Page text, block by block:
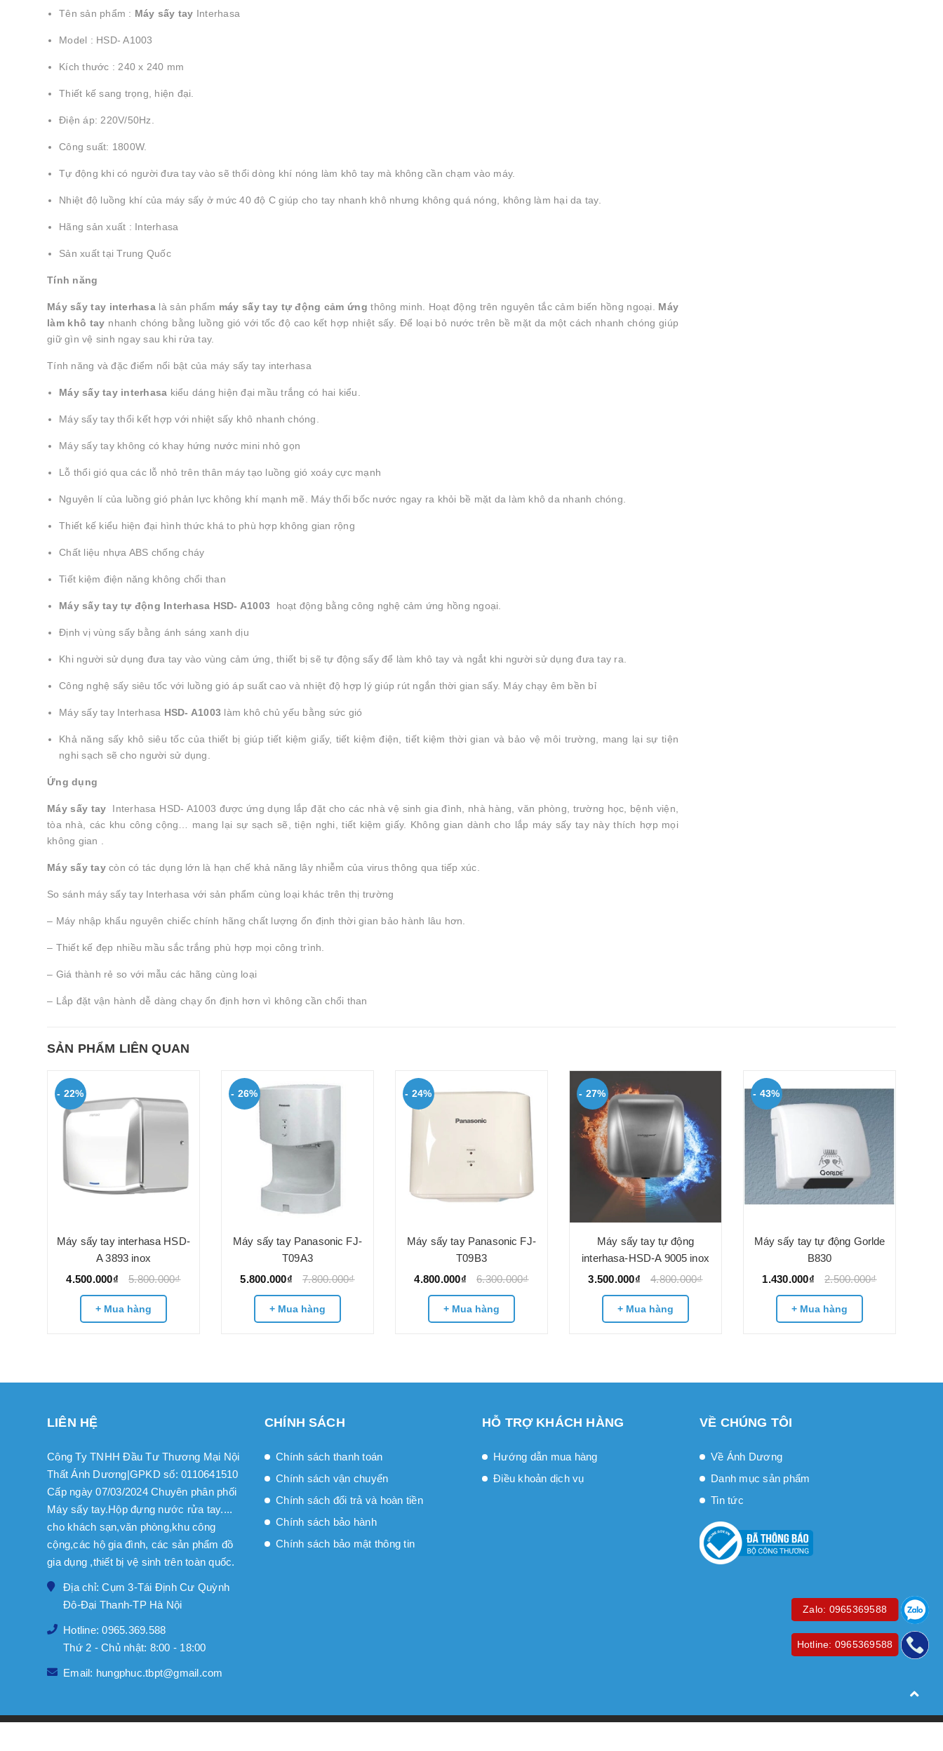
Tên sản phẩm : Máy sấy tay Interhasa
Model : HSD- A1003
Kích thước : 240 x 240 mm
Thiết kế sang trọng, hiện đại.
Điện áp: 220V/50Hz.
Công suất: 1800W.
Tự động khi có người đưa tay vào sẽ thổi dòng khí nóng làm khô tay mà không cần chạm vào máy.
Nhiệt độ luồng khí của máy sấy ở mức 40 độ C giúp cho tay nhanh khô nhưng không quá nóng, không làm hại da tay.
Hãng sản xuất : Interhasa
Sản xuất tại Trung Quốc
Tính năng
Máy sấy tay interhasalà sản phẩm máy sấy tay tự động cảm ứng thông minh. Hoạt động trên nguyên tắc cảm biến hồng ngoại. Máy
làm khô tay nhanh chóng bằng luồng gió với tốc độ cao kết hợp nhiệt sấy. Để loại bỏ nước trên bề mặt da một cách nhanh chóng giúp
giữ gìn vệ sinh ngay sau khi rửa tay.
Tính năng và đặc điểm nổi bật của máy sấy tay interhasa
Máy sấy tay interhasa kiểu dáng hiện đại mầu trắng có hai kiểu.
Máy sấy tay thổi kết hợp với nhiệt sấy khô nhanh chóng.
Máy sấy tay không có khay hứng nước mini nhỏ gọn
Lỗ thổi gió qua các lỗ nhỏ trên thân máy tạo luồng gió xoáy cực mạnh
Nguyên lí của luồng gió phản lực không khí mạnh mẽ. Máy thổi bốc nước ngay ra khỏi bề mặt da làm khô da nhanh chóng.
Thiết kế kiểu hiện đại hình thức khá to phù hợp không gian rộng
Chất liệu nhựa ABS chống cháy
Tiết kiệm điện năng không chổi than
Máy sấy tay tự động Interhasa HSD- A1003 hoạt động bằng công nghệ cảm ứng hồng ngoại.
Định vị vùng sấy bằng ánh sáng xanh dịu
Khi người sử dụng đưa tay vào vùng cảm ứng, thiết bị sẽ tự động sấy để làm khô tay và ngắt khi người sử dụng đưa tay ra.
Công nghệ sấy siêu tốc với luồng gió áp suất cao và nhiệt độ hợp lý giúp rút ngắn thời gian sấy. Máy chạy êm bền bỉ
Máy sấy tay Interhasa HSD- A1003 làm khô chủ yếu bằng sức gió
Khả năng sấy khô siêu tốc của thiết bị giúp tiết kiệm giấy, tiết kiệm điện, tiết kiệm thời gian và bảo vệ môi trường, mang lại sự tiện
nghi sạch sẽ cho người sử dụng.
Ứng dụng
Máy sấy tay
Interhasa HSD- A1003 được ứng dụng lắp đặt cho các nhà vệ sinh gia đình, nhà hàng, văn phòng, trường học, bệnh viện,
tòa nhà, các khu công cộng… mang lại sự sạch sẽ, tiện nghi, tiết kiệm giấy. Không gian dành cho lắp máy sấy tay này thích hợp mọi
không gian .
Máy sấy taycòn có tác dụng lớn là hạn chế khả năng lây nhiễm của virus thông qua tiếp xúc.
So sánh máy sấy tay Interhasa với sản phẩm cùng loại khác trên thị trường
– Máy nhập khẩu nguyên chiếc chính hãng chất lượng ổn định thời gian bảo hành lâu hơn.
– Thiết kế đẹp nhiều mầu sắc trắng phù hợp mọi công trình.
– Giá thành rẻ so với mẫu các hãng cùng loại
– Lắp đặt vận hành dễ dàng chạy ổn định hơn vì không cần chổi than
SẢN PHẨM LIÊN QUAN
- 22%
Máy sấy tay interhasa HSD-
A 3893 inox
4.500.000₫
5.800.000₫
+ Mua hàng
- 26%
Máy sấy tay Panasonic FJ-
T09A3
5.800.000₫
7.800.000₫
+ Mua hàng
- 24%
Máy sấy tay Panasonic FJ-
T09B3
4.800.000₫
6.300.000₫
+ Mua hàng
- 27%
Máy sấy tay tự động
interhasa-HSD-A 9005 inox
3.500.000₫
4.800.000₫
+ Mua hàng
- 43%
Máy sấy tay tự động Gorlde
B830
1.430.000₫
2.500.000₫
+ Mua hàng
LIÊN HỆ
Công Ty TNHH Đầu Tư Thương Mại Nội
Thất Ánh Dương|GPKD số: 0110641510
Cấp ngày 07/03/2024 Chuyên phân phối
Máy sấy tay.Hộp đựng nước rửa tay....
cho khách sạn,văn phòng,khu công
cộng,các hộ gia đình, các sản phẩm đồ
gia dụng ,thiết bị vệ sinh trên toàn quốc.
Địa chỉ: Cụm 3-Tái Định Cư Quỳnh
Đô-Đại Thanh-TP Hà Nội
Hotline: 0965.369.588
Thứ 2 - Chủ nhật: 8:00 - 18:00
Email: hungphuc.tbpt@gmail.com
CHÍNH SÁCH
Chính sách thanh toán
Chính sách vận chuyển
Chính sách đổi trả và hoàn tiền
Chính sách bảo hành
Chính sách bảo mật thông tin
HỖ TRỢ KHÁCH HÀNG
Hướng dẫn mua hàng
Điều khoản dịch vụ
VỀ CHÚNG TÔI
Về Ánh Dương
Danh mục sản phẩm
Tin tức
Zalo: 0965369588
Hotline: 0965369588